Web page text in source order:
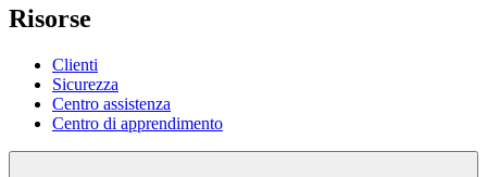
Risorse
Clienti
Sicurezza
Centro assistenza
Centro di apprendimento